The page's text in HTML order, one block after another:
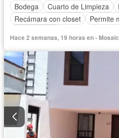
Bodega
Cuarto de Limpieza
Recámara con closet
Permite
Hace 2 semanas, 19 horas en -